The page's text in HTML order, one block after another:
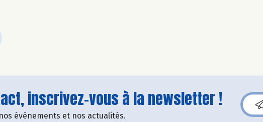
inscrivez-vous à la newsletter !
événements et nos actualités.